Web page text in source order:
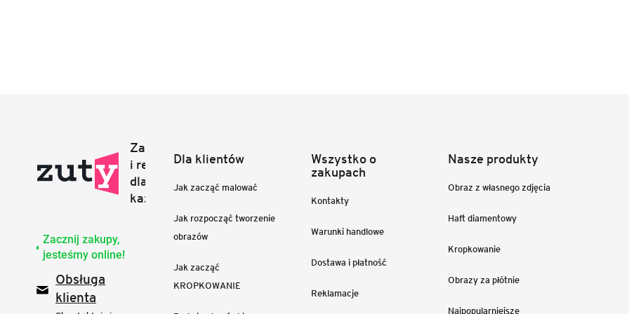
Zacznij zakupy,
jesteśmy online!
Obsługa
klienta
Dla klientów
Jak zacząć malować
Jak rozpocząć tworzenie
obrazów
Jak zacząć
KROPKOWANIE
Wszystko o
zakupach
Kontakty
Warunki handlowe
Dostawa i płatność
Reklamacje
Nasze produkty
Obraz z własnego zdjęcia
Haft diamentowy
Kropkowanie
Obrazy za płótnie
Najpopularniejsze